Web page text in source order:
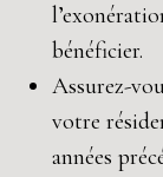
bénéficier.
Assurez-
votre
années